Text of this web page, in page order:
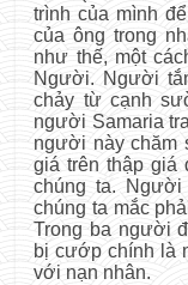
trình của mình
của ông trong
như thế, một
Người. Người
chảy từ cạnh
người Samaria
người này chăm
giá trên thập giá
chúng ta.
chúng ta mắc
Trong ba người
bị cướp chính là
với nạn nhân.